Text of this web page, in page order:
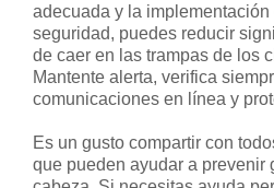
adecuada y la
seguridad, puedes reducir
de caer en las trampas de los
Mantente alerta, verifica
comunicaciones en línea y
Es un gusto compartir con
que pueden ayudar a prevenir